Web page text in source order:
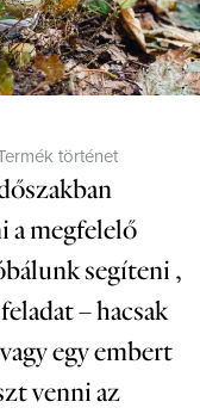
történet
a megfelelő
segíteni ,
– hacsak
egy embert
venni az